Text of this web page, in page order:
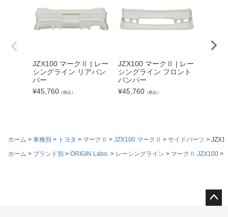
JZX100 マークⅡ | レー
シングライン リアバン
パー
¥45,760 （税込）
JZX100 マークⅡ | レー
シングライン フロント
バンパー
¥45,760 （税込）
ホーム 車種別 トヨタ マークⅡ JZX100 マークⅡ サイドパーツ
ホーム
ブランド別 ORIGIN Labo. レーシングライン マークⅡ JZX100